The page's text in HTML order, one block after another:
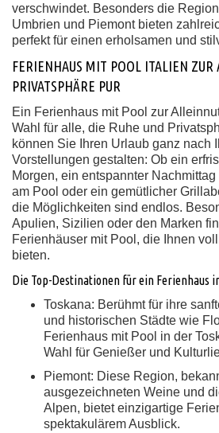
verschwindet. Besonders die
Umbrien und Piemont bieten
perfekt für einen erholsamen und
FERIENHAUS MIT POOL ITALIEN ZUR
PRIVATSPHÄRE PUR
Ein Ferienhaus mit Pool zur
Wahl für alle, die Ruhe und
können Sie Ihren Urlaub ganz nach
Vorstellungen gestalten: Ob ein
Morgen, ein entspannter
am Pool oder ein gemütlicher
die Möglichkeiten sind endlos.
Apulien, Sizilien oder den Marken
Ferienhäuser mit Pool, die Ihnen
bieten.
Die Top-Destinationen für ein Ferienhaus
Toskana: Berühmt für ihre
und historischen Städte wie
Ferienhaus mit Pool in der
Wahl für Genießer und
Piemont: Diese Region,
ausgezeichneten Weine und
Alpen, bietet einzigartige
spektakulärem Ausblick.